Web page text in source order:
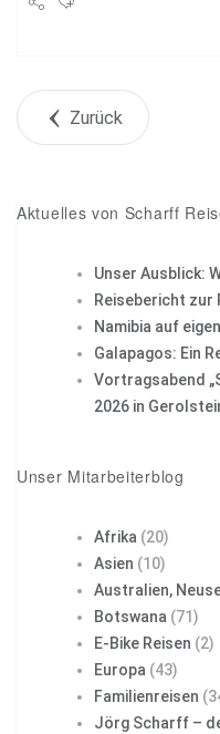
+1Zurück
Aktuelles von Scharff
Unser Ausblick:
Reisebericht zur
Namibia auf
Galapagos: Ein
Vortragsabend
2026 in
Unser Mitarbeiterblog
Afrika (20)
Asien (10)
Australien,
Botswana (71)
E-Bike Reisen (2)
Europa (43)
Familienreisen
Jörg Scharff –